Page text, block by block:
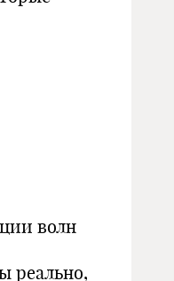
волн
реально,